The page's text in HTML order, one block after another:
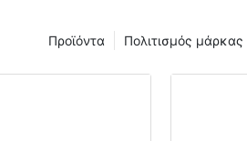
Πολιτισμός μάρκας
Προϊόντα